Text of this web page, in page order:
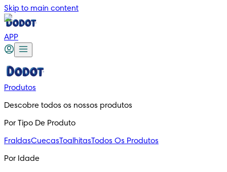
Skip to main content
APP
Produtos
Descobre todos os nossos produtos
Por Tipo De Produto
FraldasCuecasToalhitasTodos Os Produtos
Por Idade